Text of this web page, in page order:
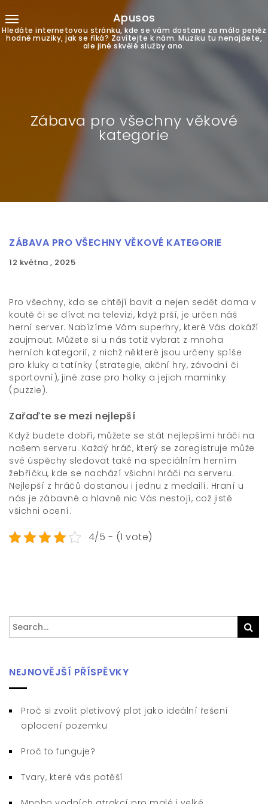
Apusos
Hledáte internetovou stránku, kde se vám dostane za málo peněz
hodně muziky, jak se říká? Zavítejte k nám. Muziku tu nenajdete,
ale jiné skvělé služby ano.
Zábava pro všechny věkové
kategorie
ZÁBAVA PRO VŠECHNY VĚKOVÉ KATEGORIE
12 května , 2025
Pro všechny, kdo se chtějí bavit a nejen sedět doma v
koutě či se dívat na televizi, když prší, je určen náš
herní server. Nabízíme Vám superhry, které Vás dokáží
zaujmout. Můžete si u nás totiž vybrat z mnoha
herních kategorií, z nichž některé jsou určeny spíše
pro kluky a tatínky (strategie, akční hry, závodní či
sportovní), jiné zase pro holky a jejich maminky
(puzzle).
Zařaďte se mezi nejlepší
Když budete dobří, můžete se stát nejlepšími hráči na
našem serveru. Každý hráč, který se zaregistruje může
své úspěchy sledovat také na speciálním herním
žebříčku, kde se nachází všichni hráči na serveru.
Nejlepší z hráčů dostanou i jednu z medailí. Hraní u
nás je zábavné a hlavně nic Vás nestojí, což jistě
všichni ocení.
4/5 - (1 vote)
Search
for:
NEJNOVĚJŠÍ PŘÍSPĚVKY
Proč si zvolit pletivový plot jako ideální řešení
oplocení pozemku
Proč to funguje?
Tvary, které vás potěší